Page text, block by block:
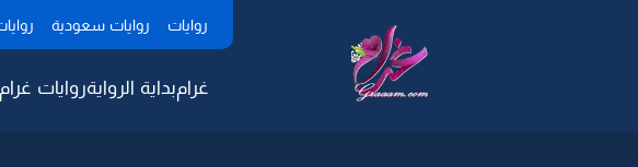
روايات روايات سعودية
غرامبداية الروايةروايات غرام